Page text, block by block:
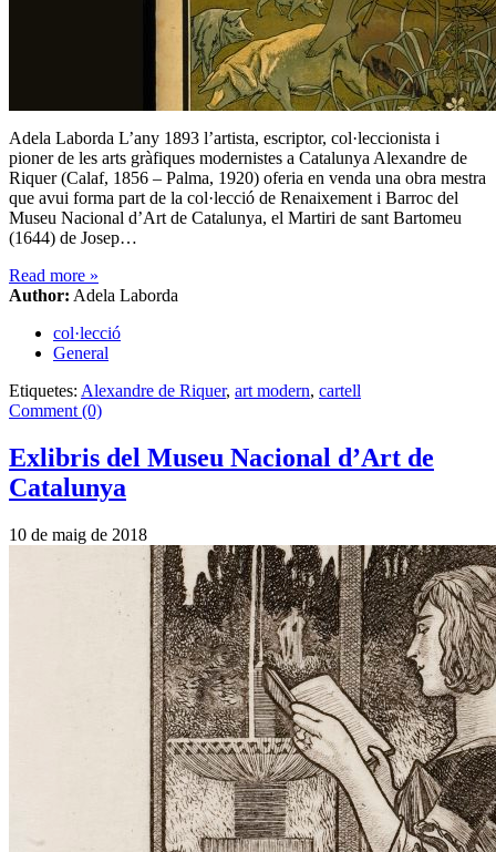
Adela Laborda L’any 1893 l’artista, escriptor, col·leccionista i
pioner de les arts gràfiques modernistes a Catalunya Alexandre de
Riquer (Calaf, 1856 – Palma, 1920) oferia en venda una obra mestra
que avui forma part de la col·lecció de Renaixement i Barroc del
Museu Nacional d’Art de Catalunya, el Martiri de sant Bartomeu
(1644) de Josep…
Read more »
Author: Adela Laborda
col·lecció
General
Etiquetes: Alexandre de Riquer, art modern, cartell
Comment (0)
Exlibris del Museu Nacional d’Art de
Catalunya
10 de maig de 2018